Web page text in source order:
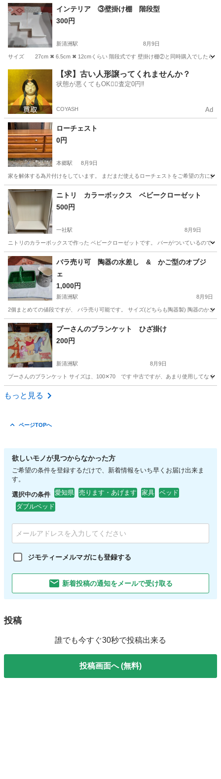
愛知 清須市 新清洲駅 インテリア雑貨/小物 インテリア
インテリア ③壁掛け棚 階段型
300円
新清洲駅 8月9日
サイズ 27cm ✖ 6.5cm ✖ 12cmくらい 階段式です 壁掛け棚②と同時購入でしたら、
新清洲駅 インテリア雑貨/小物 階段
【求】古い人形譲ってくれませんか？
状態が悪くてもOK🙆‍♀️査定0円‼️
COYASH Ad
ローチェスト
0円
本郷駅 8月9日
家を解体する為片付けをしています。 まだまだ使えるローチェストをご希望の方にお
愛知 名古屋市 本郷駅 収納家具 ローチェスト
ニトリ カラーボックス ベビークローゼット
500円
一社駅 8月9日
ニトリのカラーボックスで作った ベビークローゼットです。 バーがついているので
愛知 名古屋市 一社駅 収納家具
バラ売り可 陶器の水差し & かご型のオブジ
ェ
1,000円
新清洲駅 8月9日
2個まとめての値段ですが、 バラ売り可能です。 サイズ(どちら
愛知 清須市 新清洲駅 インテリア雑貨/小物 オブジェ
プーさんのブランケット ひざ掛け
200円
新清洲駅 8月9日
プーさんのブランケット サイズは、100✕70 です 中古ですが、あまり使用してなく
愛知 清須市
もっと見る
ページTOPへ
欲しいモノが見つからなかった方
ご希望の条件を登録するだけで、新着情報をいち早くお届け出来ま
す。
選択中の条件 愛知県 売ります・あげます 家具
ベッド
ダブルベッド
ジモティーメルマガにも登録する
新着投稿の通知をメールで受け取る
投稿
誰でも今すぐ30秒で投稿出来る
投稿画面へ (無料)